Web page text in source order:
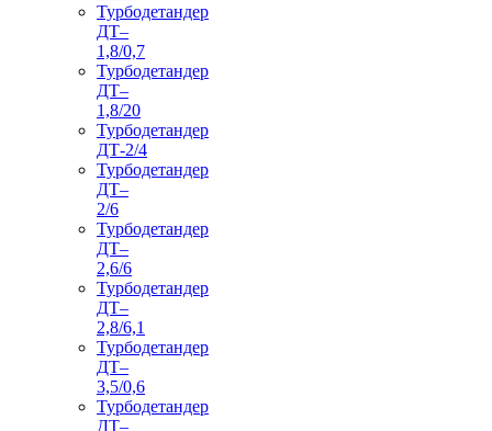
Турбодетандер
ДТ–
1,8/0,7
Турбодетандер
ДТ–
1,8/20
Турбодетандер
ДТ-2/4
Турбодетандер
ДТ–
2/6
Турбодетандер
ДТ–
2,6/6
Турбодетандер
ДТ–
2,8/6,1
Турбодетандер
ДТ–
3,5/0,6
Турбодетандер
ДТ–